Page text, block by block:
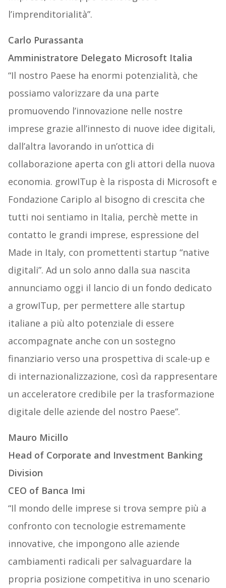
l’imprenditorialità”.
Carlo Purassanta
Amministratore Delegato Microsoft Italia
“Il nostro Paese ha enormi potenzialità, che
possiamo valorizzare da una parte
promuovendo l’innovazione nelle nostre
imprese grazie all’innesto di nuove idee digitali,
dall’altra lavorando in un’ottica di
collaborazione aperta con gli attori della nuova
economia. growITup è la risposta di Microsoft e
Fondazione Cariplo al bisogno di crescita che
tutti noi sentiamo in Italia, perchè mette in
contatto le grandi imprese, espressione del
Made in Italy, con promettenti startup “native
digitali”. Ad un solo anno dalla sua nascita
annunciamo oggi il lancio di un fondo dedicato
a growITup, per permettere alle startup
italiane a più alto potenziale di essere
accompagnate anche con un sostegno
finanziario verso una prospettiva di scale-up e
di internazionalizzazione, così da rappresentare
un acceleratore credibile per la trasformazione
digitale delle aziende del nostro Paese”.
Mauro Micillo
Head of Corporate and Investment Banking
Division
CEO of Banca Imi
“Il mondo delle imprese si trova sempre più a
confronto con tecnologie estremamente
innovative, che impongono alle aziende
cambiamenti radicali per salvaguardare la
propria posizione competitiva in uno scenario